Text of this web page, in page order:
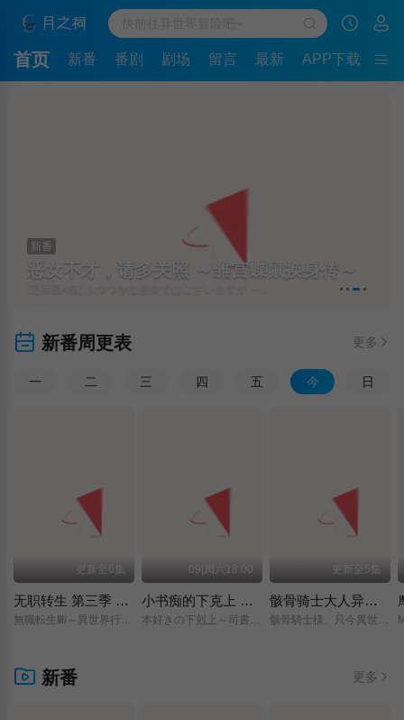
首页 新番 番剧 剧场 留言 最新 APP下载
新番
恶女不才，请多关照 ～雏宫蝶鼠换身传～
新番周更表 更多
一 二 三 四 五 今 日
更新至6集
无职转生 第三季 ～到了异世界就拿出真本事～
無職転生Ⅲ/～異世界行ったら本気だす～/
09|周六18:00
小书痴的下克上 〜为了成为图书管理员而不择手段〜 领主的养女
本好きの下剋上～司書になるためには手段を選んでいられません～/領主の養女/
更新至5集
骸骨骑士大人异世界冒险中 第二季
骸骨騎士様、只今異世界へお出掛け中Ⅱ/
新番 更多